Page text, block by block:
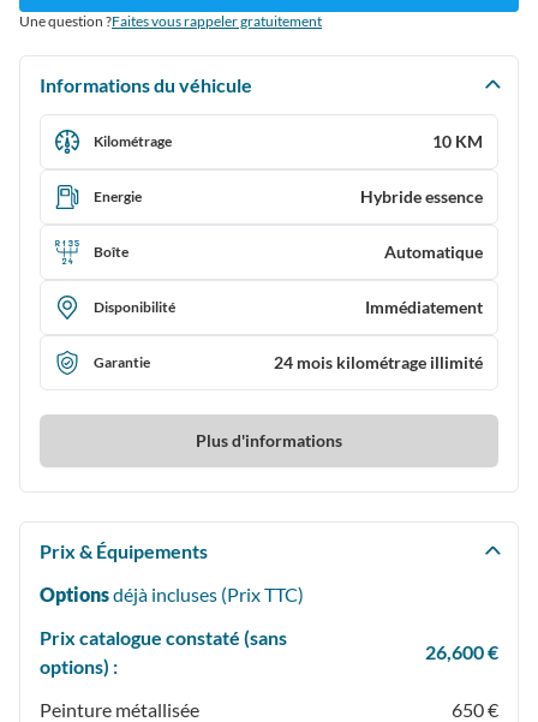
Une question ?Faites vous rappeler gratuitement
Informations du véhicule
Kilométrage 10 KM
Energie Hybride essence
Boîte Automatique
Disponibilité Immédiatement
Garantie 24 mois kilométrage illimité
Plus d'informations
Prix & Équipements
Optionsdéjà incluses (PrixTTC)
Prix catalogue constaté (sans
options) :
26,600 €
Peinture métallisée
650 €